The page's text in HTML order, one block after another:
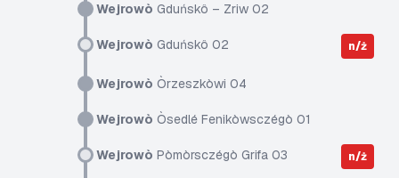
Wejrowò Gduńskô – Zriw 02
Wejrowò Gduńskô 02 n/ż
Wejrowò Òrzeszkòwi 04
Wejrowò Òsedlé Fenikòwsczégò 01
Wejrowò Pòmòrsczégò Grifa 03 n/ż